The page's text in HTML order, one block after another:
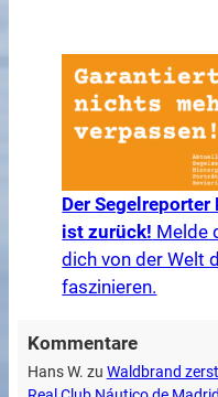
Der
ist zurück! Melde
dich von der Welt
faszinieren.
Kommentare
Hans W. zu Waldbrand